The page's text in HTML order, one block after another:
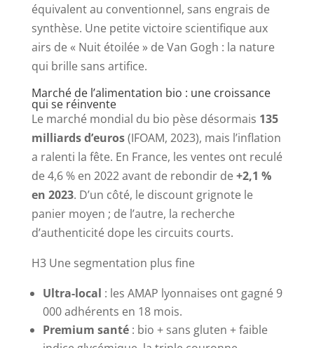
équivalent au conventionnel, sans engrais de
synthèse. Une petite victoire scientifique aux
airs de « Nuit étoilée » de Van Gogh : la nature
qui brille sans artifice.
Marché de l’alimentation bio : une croissance
qui se réinvente
Le marché mondial du bio pèse désormais 135
milliards d’euros(IFOAM, 2023), mais l’inflation
a ralenti la fête. En France, les ventes ont reculé
de 4,6 % en 2022 avant de rebondir de+2,1 %
en 2023. D’un côté, le discount grignote le
panier moyen ; de l’autre, la recherche
d’authenticité dope les circuits courts.
H3 Une segmentation plus fine
Ultra-local : les AMAP lyonnaises ont gagné 9
000 adhérents en 18 mois.
Premium santé: bio + sans gluten + faible